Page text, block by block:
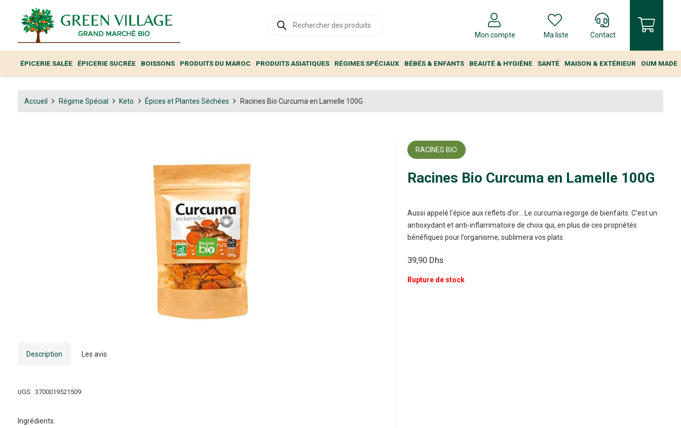
produits
Mon compte Ma liste Contact
ÉPICERIE SALÉE ÉPICERIE SUCRÉE BOISSONS PRODUITS DU MAROC PRODUITS ASIATIQUES RÉGIMES SPÉCIAUX BÉBÉS & ENFANTS BEAUTÉ & HYGIÈNE SANTÉ MAISON & EXTÉRIEUR OUM MADE
Accueil Régime Spécial Keto Épices et Plantes Séchées Racines Bio Curcuma en Lamelle 100G
Description Les avis
UGS: 3700019521509
Ingrédients:
RACINES BIO
Racines Bio Curcuma en Lamelle 100G
Aussi appelé l’épice aux reflets d’or… Le curcuma regorge de bienfaits. C’est un
antioxydant et anti-inflammatoire de choix qui, en plus de ces propriétés
bénéfiques pour l’organisme, sublimera vos plats.
39,90 Dhs
Rupture de stock